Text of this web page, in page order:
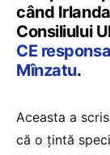
când
Consiliului
CE
Mînzatu.
Aceasta a
că o țintă